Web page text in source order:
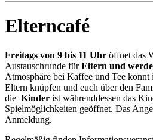
Elterncafé
Freitags von 9 bis 11 Uhr öffnet das
Austauschrunde fürEltern und
Atmosphäre bei Kaffee und Tee
Eltern knüpfen und euch über den
die Kinder ist währenddessen das
Spielmöglichkeiten geöffnet. Das
Anmeldung.